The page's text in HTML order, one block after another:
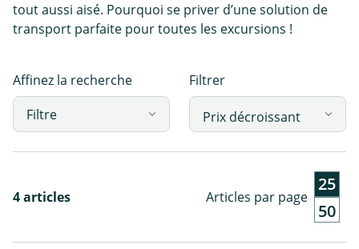
tout aussi aisé. Pourquoi se priver d’une solution de
transport parfaite pour toutes les excursions !
Affinez la recherche
Filtre
Filtrer
4 articles Articles par page
25
50